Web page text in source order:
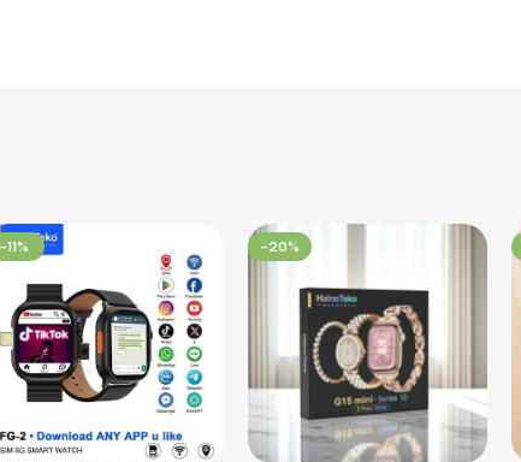
-11% -20%